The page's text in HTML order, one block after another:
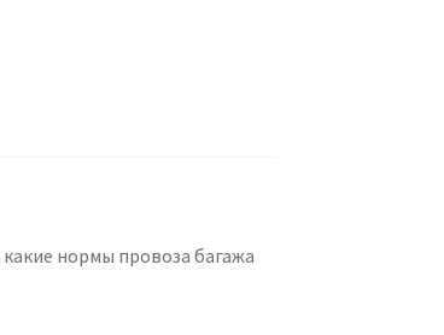
нормы провоза багажа